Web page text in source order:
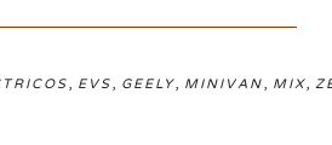
, EVS, GEELY, MINIVAN, MIX,